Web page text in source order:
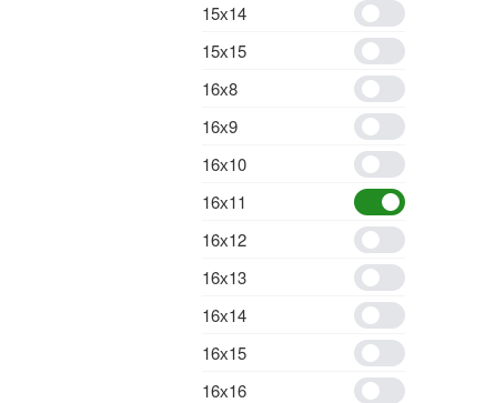
15х14
15х15
16х8
16х9
16х10
16х11
16х12
16х13
16х14
16х15
16х16